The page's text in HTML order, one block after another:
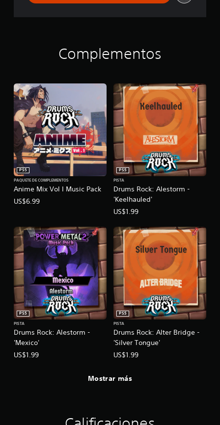
Complementos
Anime Mix Vol I Music Pack
PS5
PAQUETE DE COMPLEMENTOS
US$6.99
Drums Rock: Alestorm -
'Keelhauled'
PS5
PISTA
US$1.99
Drums Rock: Alestorm -
'Mexico'
PS5
PISTA
US$1.99
Drums Rock: Alter Bridge -
'Silver Tongue'
PS5
PISTA
US$1.99
Mostrar más